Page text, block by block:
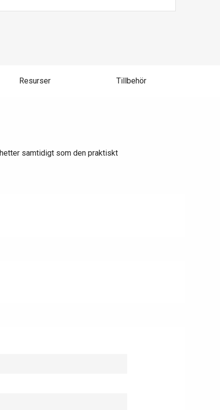
Resurser Tillbehör
samtidigt som den praktiskt